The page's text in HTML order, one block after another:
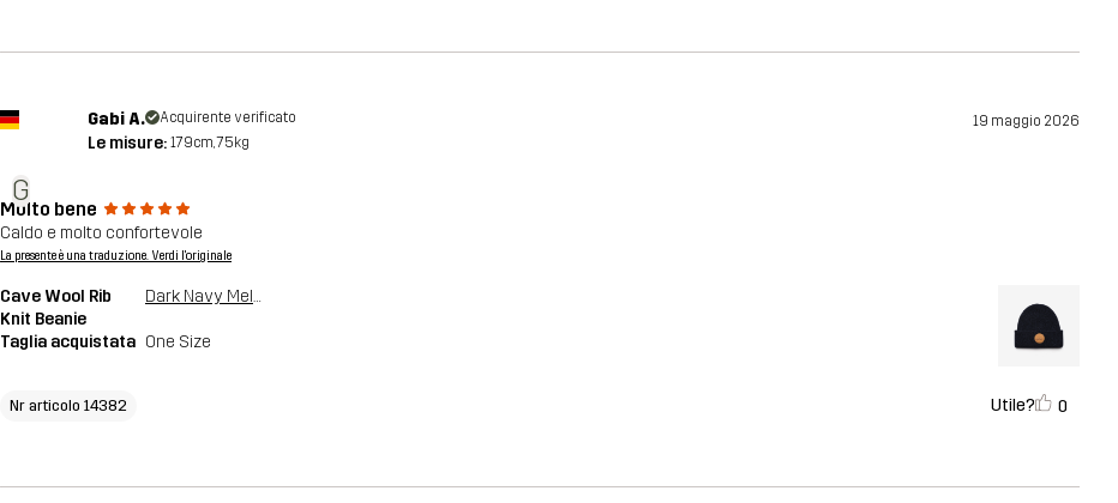
G
Gabi A. Acquirente verificato 19 maggio 2026
Le misure: 179cm, 75kg
Molto bene
Caldo e molto confortevole
La presente è una traduzione. Verdi l'originale
Cave Wool Rib
Knit Beanie
Dark Navy Melange
Taglia acquistata One Size
Nr articolo 14382 Utile? 0